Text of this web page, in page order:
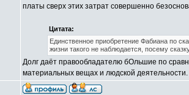
платы сверх этих затрат совершенно
Цитата:
Единственное приобретение Фабиана по
жизни такого не наблюдается, посему
Долг даёт правообладателю бОльшие по
материальных вещах и людской